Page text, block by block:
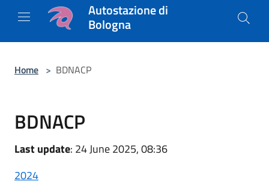
Autostazione di
Bologna
Home > BDNACP
BDNACP
Last update: 24 June 2025, 08:36
2024